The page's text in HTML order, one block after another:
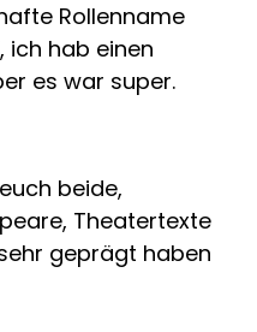
Rollenname
ich hab einen
es war super.
beide,
Theatertexte
geprägt haben